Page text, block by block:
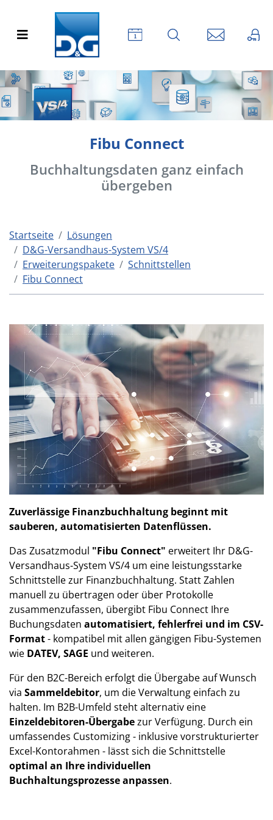
Fibu Connect
Buchhaltungsdaten ganz einfach
übergeben
Startseite
Lösungen
D&G-Versandhaus-System VS/4
Erweiterungspakete
Schnittstellen
Fibu Connect
Zuverlässige Finanzbuchhaltung beginnt mit
sauberen, automatisierten Datenflüssen.
Das Zusatzmodul "Fibu Connect" erweitert Ihr D&G-
Versandhaus-System VS/4 um eine leistungsstarke
Schnittstelle zur Finanzbuchhaltung. Statt Zahlen
manuell zu übertragen oder über Protokolle
zusammenzufassen, übergibt Fibu Connect Ihre
Buchungsdaten automatisiert, fehlerfrei und im CSV-
Format- kompatibel mit allen gängigen Fibu-Systemen
wie DATEV, SAGE und weiteren.
Für den B2C-Bereich erfolgt die Übergabe auf Wunsch
via Sammeldebitor, um die Verwaltung einfach zu
halten. Im B2B-Umfeld steht alternativ eine
Einzeldebitoren-Übergabezur Verfügung. Durch ein
umfassendes Customizing - inklusive vorstrukturierter
Excel-Kontorahmen - lässt sich die Schnittstelle
optimal an Ihre individuellen
Buchhaltungsprozesse anpassen.